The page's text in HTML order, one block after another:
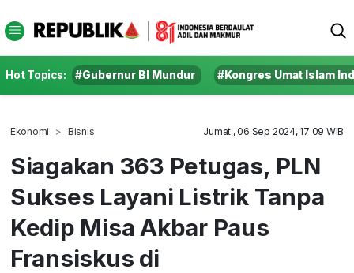
Hot Topics: #Gubernur BI Mundur #Kongres Umat Islam
Ekonomi Bisnis Jumat , 06 Sep 2024, 17:09 WIB
Siagakan 363 Petugas, PLN
Sukses Layani Listrik Tanpa
Kedip Misa Akbar Paus
Fransiskus di